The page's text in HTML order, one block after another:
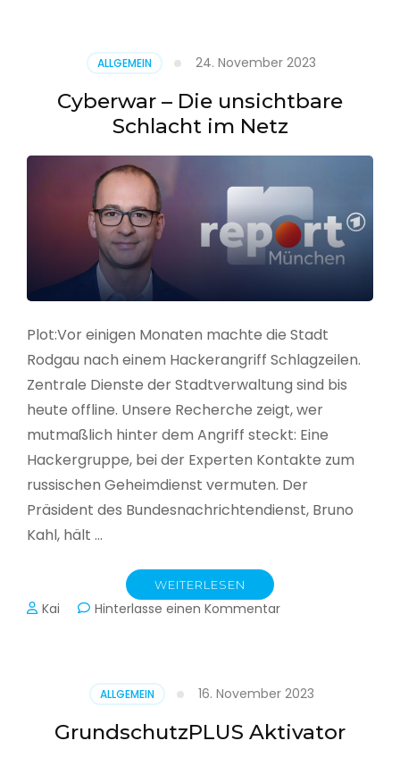
ALLGEMEIN 24. November 2023
Cyberwar – Die unsichtbare
Schlacht im Netz
Plot:Vor einigen Monaten machte die Stadt
Rodgau nach einem Hackerangriff Schlagzeilen.
Zentrale Dienste der Stadtverwaltung sind bis
heute offline. Unsere Recherche zeigt, wer
mutmaßlich hinter dem Angriff steckt: Eine
Hackergruppe, bei der Experten Kontakte zum
russischen Geheimdienst vermuten. Der
Präsident des Bundesnachrichtendienst, Bruno
Kahl, hält …
WEITERLESEN
Kai Hinterlasse einen Kommentarzu
Schlacht
im
Netz
ALLGEMEIN 16. November 2023
GrundschutzPLUS Aktivator